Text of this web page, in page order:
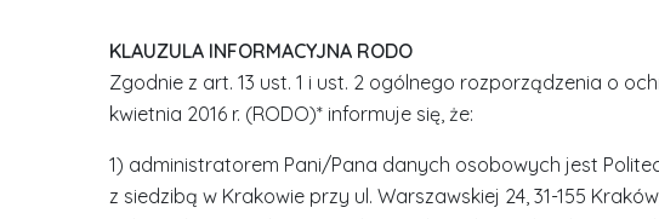
KLAUZULA INFORMACYJNA RODO
Zgodnie z art. 13 ust. 1 i ust. 2 ogólnego rozporządzenia o
kwietnia 2016 r. (RODO)* informuje się, że:
1) administratorem Pani/Pana danych osobowych jest
z siedzibą w Krakowie przy ul. Warszawskiej 24, 31-155